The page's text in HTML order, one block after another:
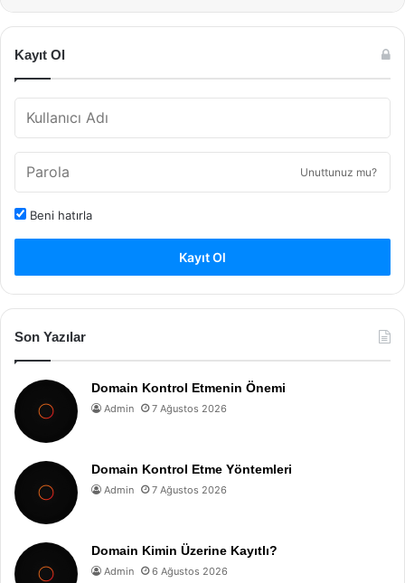
Kayıt Ol
Unuttunuz mu?
Beni hatırla
Kayıt Ol
Son Yazılar
Domain Kontrol Etmenin Önemi
Admin 7 Ağustos 2026
Domain Kontrol Etme Yöntemleri
Admin 7 Ağustos 2026
Domain Kimin Üzerine Kayıtlı?
Admin 6 Ağustos 2026